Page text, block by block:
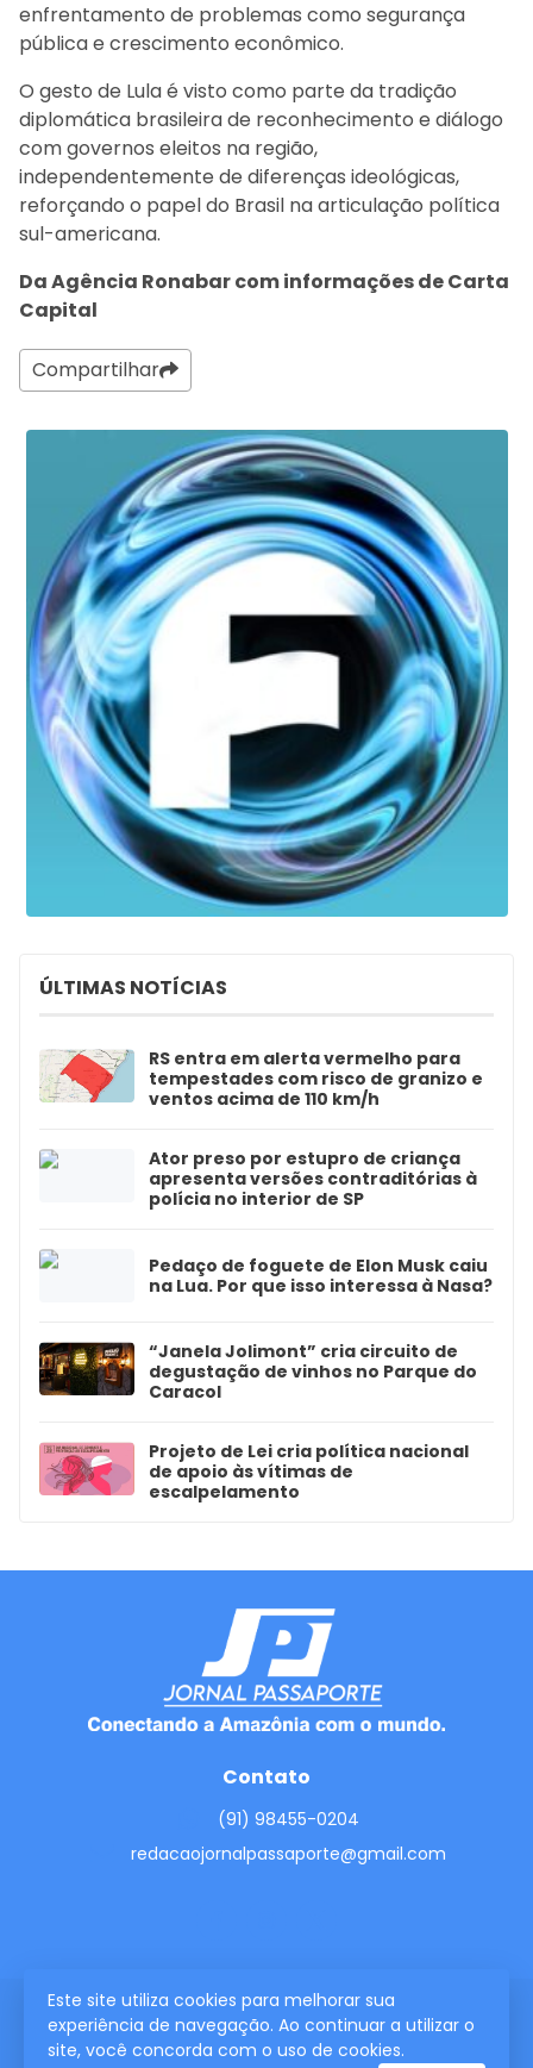
enfrentamento de problemas como segurança
pública e crescimento econômico.
O gesto de Lula é visto como parte da tradição
diplomática brasileira de reconhecimento e diálogo
com governos eleitos na região,
independentemente de diferenças ideológicas,
reforçando o papel do Brasil na articulação política
sul-americana.
Da Agência Ronabar com informações de Carta
Capital
Compartilhar
ÚLTIMAS NOTÍCIAS
RS entra em alerta vermelho para
tempestades com risco de granizo e
ventos acima de 110 km/h
Ator preso por estupro de criança
apresenta versões contraditórias à
polícia no interior de SP
Pedaço de foguete de Elon Musk caiu
na Lua. Por que isso interessa à Nasa?
“Janela Jolimont” cria circuito de
degustação de vinhos no Parque do
Caracol
Projeto de Lei cria política nacional
de apoio às vítimas de
escalpelamento
Este site utiliza cookies para melhorar sua
experiência de navegação. Ao continuar a utilizar o
site, você concorda com o uso de cookies.
Contato
(91) 98455-0204
redacaojornalpassaporte@gmail.com
2026 © Todos os direitos reservados.